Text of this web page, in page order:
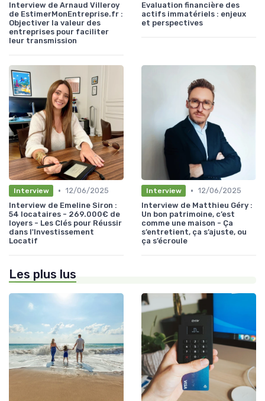
Interview de Arnaud Villeroy
de EstimerMonEntreprise.fr :
Objectiver la valeur des
entreprises pour faciliter
leur transmission
Evaluation financière des
actifs immatériels : enjeux
et perspectives
Interview • 12/06/2025
Interview de Emeline Siron :
54 locataires - 269.000€ de
loyers - Les Clés pour Réussir
dans l'Investissement
Locatif
Interview • 12/06/2025
Interview de Matthieu Géry :
Un bon patrimoine, c’est
comme une maison - Ça
s’entretient, ça s’ajuste, ou
ça s’écroule
Les plus lus